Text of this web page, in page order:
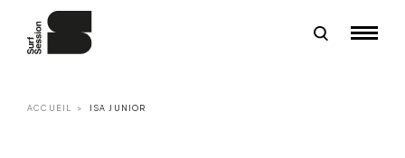
ACCUEIL ISA JUNIOR